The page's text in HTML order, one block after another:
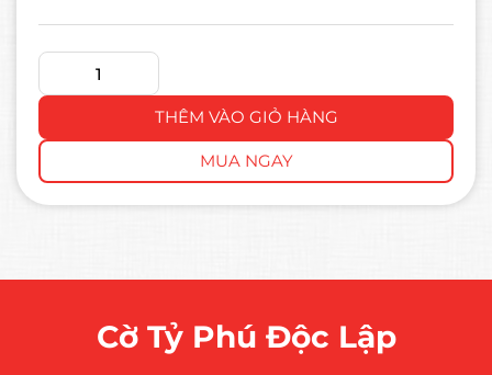
THÊM VÀO GIỎ HÀNG
MUA NGAY
Cờ Tỷ Phú Độc Lập